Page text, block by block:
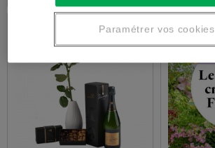
Paramétrer vos cookies